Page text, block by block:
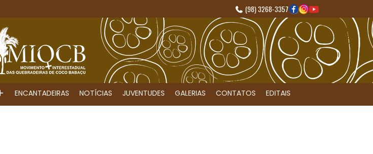
(98) 3268-3357
ENCANTADEIRAS NOTÍCIAS JUVENTUDES GALERIAS CONTATOS EDITAIS